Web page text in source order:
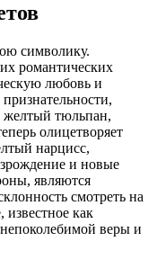
символику.
романтических
любовь и
желтый тюльпан,
олицетворяет
нарцисс,
и новые
являются
смотреть на
как
веры и